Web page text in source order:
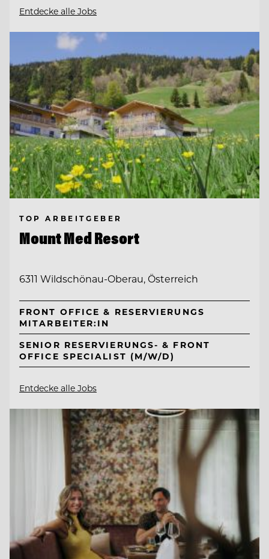
Entdecke alle Jobs
TOP ARBEITGEBER
Mount Med Resort
6311 Wildschönau-Oberau, Österreich
FRONT OFFICE & RESERVIERUNGS
MITARBEITER:IN
SENIOR RESERVIERUNGS- & FRONT
OFFICE SPECIALIST (M/W/D)
Entdecke alle Jobs